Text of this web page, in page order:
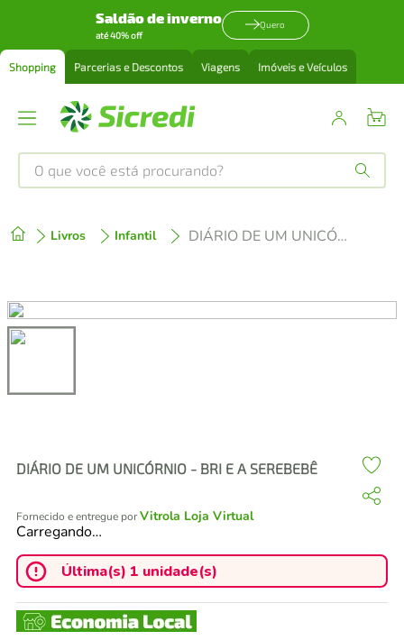
Saldão de inverno
até 40% off
Quero
Shopping Parcerias e Descontos Viagens Imóveis e Veículos
O que você está procurando?
Livros Infantil DIÁRIO DE UM UNICÓRNIO - BRI E A SEREBEBÊ
DIÁRIO DE UM UNICÓRNIO - BRI E A SEREBEBÊ
Fornecido e entregue porVitrola Loja Virtual
Carregando…
Última(s) 1 unidade(s)
2º cafeteira